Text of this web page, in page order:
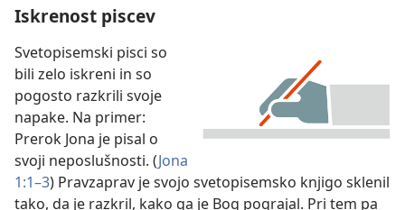
Iskrenost piscev
Svetopisemski pisci so
bili zelo iskreni in so
pogosto razkrili svoje
napake. Na primer:
Prerok Jona je pisal o
svoji neposlušnosti. (Jona
1:1–3) Pravzaprav je svojo svetopisemsko knjigo sklenil
tako, da je razkril, kako ga je Bog pograjal. Pri tem pa